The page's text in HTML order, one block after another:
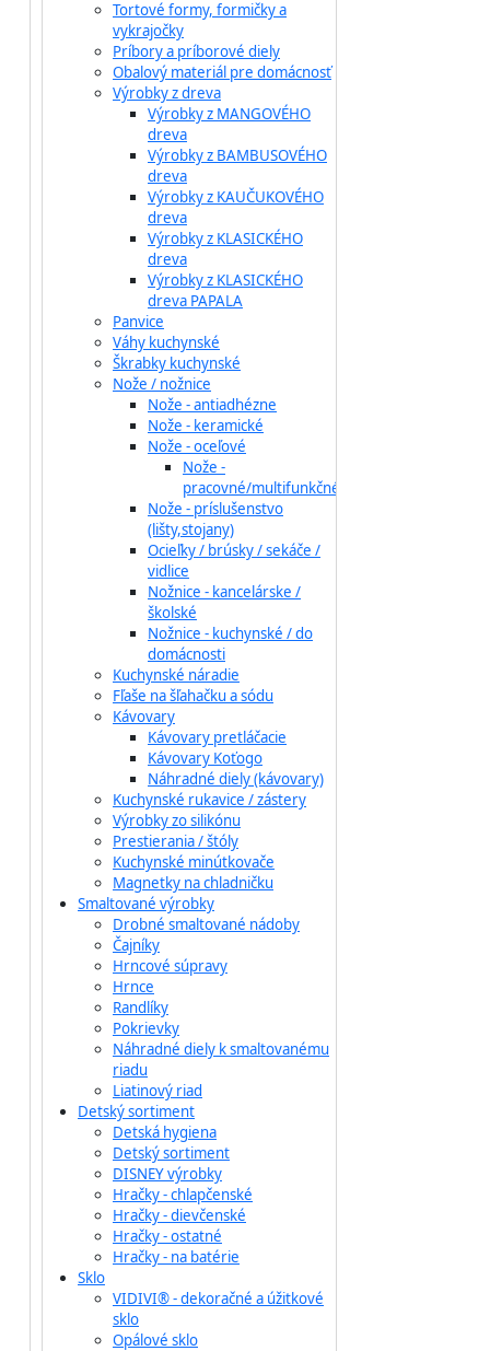
Tortové formy, formičky a
vykrajočky
Príbory a príborové diely
Obalový materiál pre domácnosť
Výrobky z dreva
Výrobky z MANGOVÉHO
dreva
Výrobky z BAMBUSOVÉHO
dreva
Výrobky z KAUČUKOVÉHO
dreva
Výrobky z KLASICKÉHO
dreva
Výrobky z KLASICKÉHO
dreva PAPALA
Panvice
Váhy kuchynské
Škrabky kuchynské
Nože / nožnice
Nože - antiadhézne
Nože - keramické
Nože - oceľové
Nože -
pracovné/multifunkčné
Nože - príslušenstvo
(lišty,stojany)
Ocieľky / brúsky / sekáče /
vidlice
Nožnice - kancelárske /
školské
Nožnice - kuchynské / do
domácnosti
Kuchynské náradie
Fľaše na šľahačku a sódu
Kávovary
Kávovary pretláčacie
Kávovary Koťogo
Náhradné diely (kávovary)
Kuchynské rukavice / zástery
Výrobky zo silikónu
Prestierania / štóly
Kuchynské minútkovače
Magnetky na chladničku
Smaltované výrobky
Drobné smaltované nádoby
Čajníky
Hrncové súpravy
Hrnce
Randlíky
Pokrievky
Náhradné diely k smaltovanému
riadu
Liatinový riad
Detský sortiment
Detská hygiena
Detský sortiment
DISNEY výrobky
Hračky - chlapčenské
Hračky - dievčenské
Hračky - ostatné
Hračky - na batérie
Sklo
VIDIVI® - dekoračné a úžitkové
sklo
Opálové sklo